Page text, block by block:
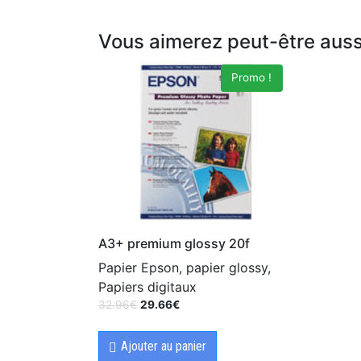
Vous aimerez peut-être
Promo !
A3+ premium glossy 20f
Papier Epson, papier glossy,
Papiers digitaux
32.96€ 29.66€
Ajouter au panier